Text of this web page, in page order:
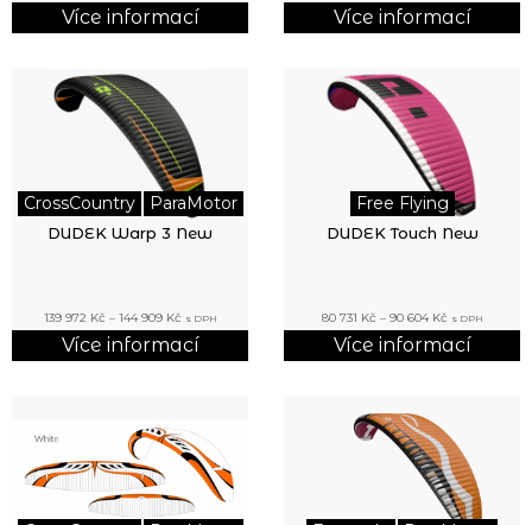
Více informací Více informací
CrossCountry ParaMotor
DUDEK Warp 3 New
139 972 Kč – 144 909 Kč s DPH
Více informací
Free Flying
DUDEK Touch New
80 731 Kč – 90 604 Kč s DPH
Více informací